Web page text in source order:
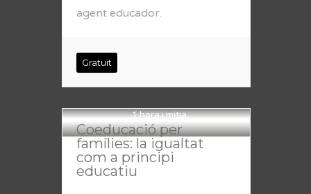
agent educador.
Gratuït
1 hora i mitja
Coeducació per
famílies: la igualtat
com a principi
educatiu